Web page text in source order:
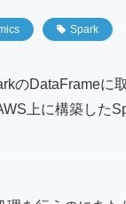
Spark
のDataFrame
上に構築した